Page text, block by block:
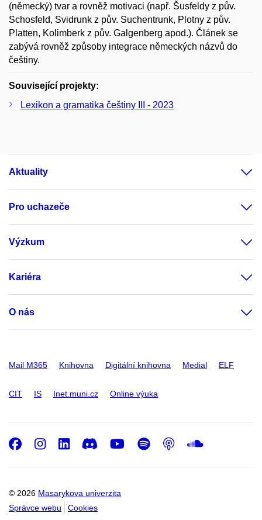
(německý) tvar a rovněž motivaci (např. Šusfeldy z pův.
Schosfeld, Svidrunk z pův. Suchentrunk, Plotny z pův.
Platten, Kolimberk z pův. Galgenberg apod.). Článek se
zabývá rovněž způsoby integrace německých názvů do
češtiny.
Související projekty:
Lexikon a gramatika češtiny III - 2023
Aktuality
Pro uchazeče
Výzkum
Kariéra
O nás
Mail M365 Knihovna Digitální knihovna Medial ELF
CIT IS Inet.muni.cz Online výuka
© 2026 Masarykova univerzita
Správce webu
Cookies
Facebook
Instagram
LinkedIn
DiscordYoutube
Spotify
Podcast